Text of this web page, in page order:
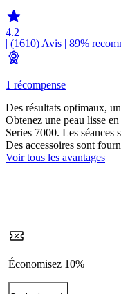
4.2
| (1610) Avis | 89%
1 récompense
Des résultats optimaux,
Obtenez une peau lisse
Series 7000. Les séances
Des accessoires sont
Voir tous les avantages
Économisez 10%